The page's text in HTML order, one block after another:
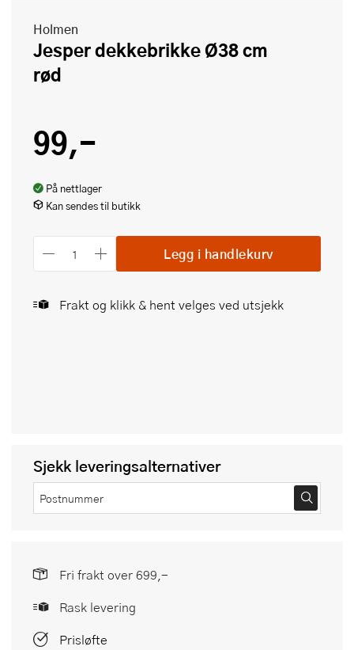
Holmen
Jesper dekkebrikke Ø38 cm
rød
99,-
På nettlager
Kan sendes til butikk
Legg i handlekurv
Frakt og klikk & hent velges ved utsjekk
Sjekk leveringsalternativer
Fri frakt over 699,-
Rask levering
Prisløfte